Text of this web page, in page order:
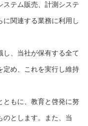
ステム販売、計測システ
に関連する業務に利用し
し、当社が保有する全て
定め、これを実行し維持
ともに、教育と啓発に努
のとします。また、当